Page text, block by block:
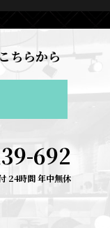
ちらから
692
24時間 年中無休